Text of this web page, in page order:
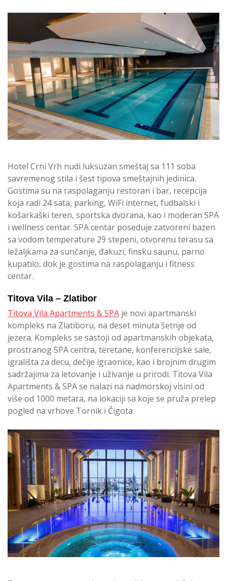
Hotel Crni Vrh nudi luksuzan smeštaj sa 111 soba
savremenog stila i šest tipova smeštajnih jedinica.
Gostima su na raspolaganju restoran i bar, recepcija
koja radi 24 sata, parking, WiFi internet, fudbalski i
košarkaški teren, sportska dvorana, kao i moderan SPA
i wellness centar. SPA centar poseduje zatvoreni bazen
sa vodom temperature 29 stepeni, otvorenu terasu sa
ležaljkama za sunčanje, đakuzi, finsku saunu, parno
kupatilo, dok je gostima na raspolaganju i fitness
centar.
Titova Vila – Zlatibor
Titova Vila Apartments & SPA je novi apartmanski
kompleks na Zlatiboru, na deset minuta šetnje od
jezera. Kompleks se sastoji od apartmanskih objekata,
prostranog SPA centra, teretane, konferencijske sale,
igrališta za decu, dečije igraonice, kao i brojnim drugim
sadržajima za letovanje i uživanje u prirodi. Titova Vila
Apartments & SPA se nalazi na nadmorskoj visini od
više od 1000 metara, na lokaciji sa koje se pruža prelep
pogled na vrhove Tornik i Čigota.